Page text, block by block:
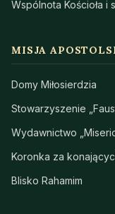
Wspólnota Kościoła i
MISJA
Domy Miłosierdzia
Stowarzyszenie
Wydawnictwo
Koronka za
Blisko Rahamim